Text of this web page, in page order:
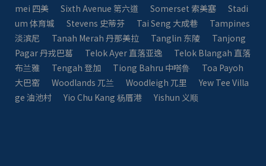
mei 四美
Sixth Avenue 第六道 Somerset 索美塞
Stadi
um 体育城
Stevens 史蒂芬 Tai Seng 大成巷
Tampines
淡滨尼
Tanah Merah 丹那美拉 Tanglin 东陵
Tanjong
Pagar 丹戎巴葛
Telok Ayer 直落亚逸
Telok Blangah 直落
布兰雅
Tengah 登加 Tiong Bahru 中嗒鲁
Toa Payoh
大巴窑
Woodlands 兀兰 Woodleigh 兀里
Yew Tee Villa
ge 油池村
Yio Chu Kang 杨厝港 Yishun 义顺